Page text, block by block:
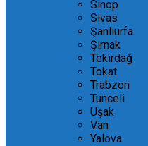
Sinop
Sivas
Şanlıurfa
Şırnak
Tekirdağ
Tokat
Trabzon
Tunceli
Uşak
Van
Yalova